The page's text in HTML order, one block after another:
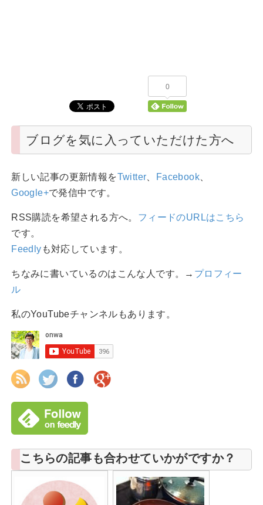
0
ブログを気に入っていただけた方へ
新しい記事の更新情報をTwitter Facebook
Google+で発信中です。
RSS購読を希望される方へ。 フィードのURLはこちら
です。
Feedly も対応しています。
ちなみに書いているのはこんな人です。→ プロフィー
ル
私のYouTubeチャンネルもあります。
こちらの記事も合わせていかがですか？